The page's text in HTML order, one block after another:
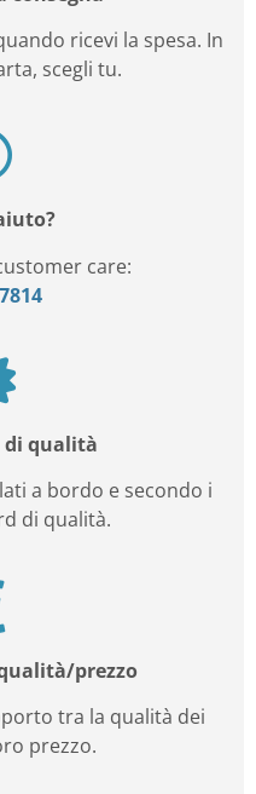
ricevi la spesa. In
scegli tu.
care:
di qualità
a bordo e secondo i
di qualità.
prezzo
tra la qualità dei
prezzo.